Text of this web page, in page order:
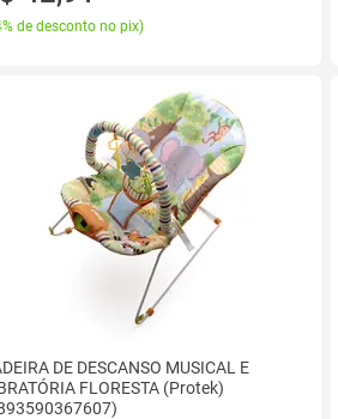
de desconto no pix)
DE DESCANSO MUSICAL E
FLORESTA (Protek)